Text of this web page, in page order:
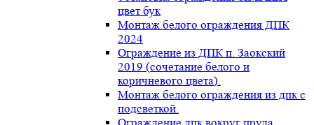
цвет бук
Монтаж белого ограждения ДПК
2024
Ограждение из ДПК п. Заокский
2019 (сочетание белого и
коричневого цвета).
Монтаж белого ограждения из дпк с
подсветкой.